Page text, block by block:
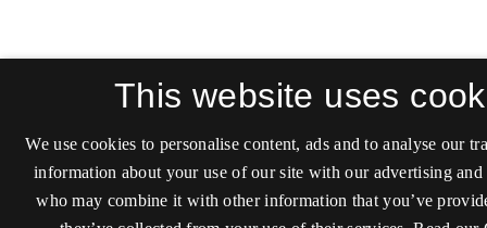
This website uses
We use cookies to personalise content, ads and to analyse our
information about your use of our site with our advertising and
who may combine it with other information that you’ve